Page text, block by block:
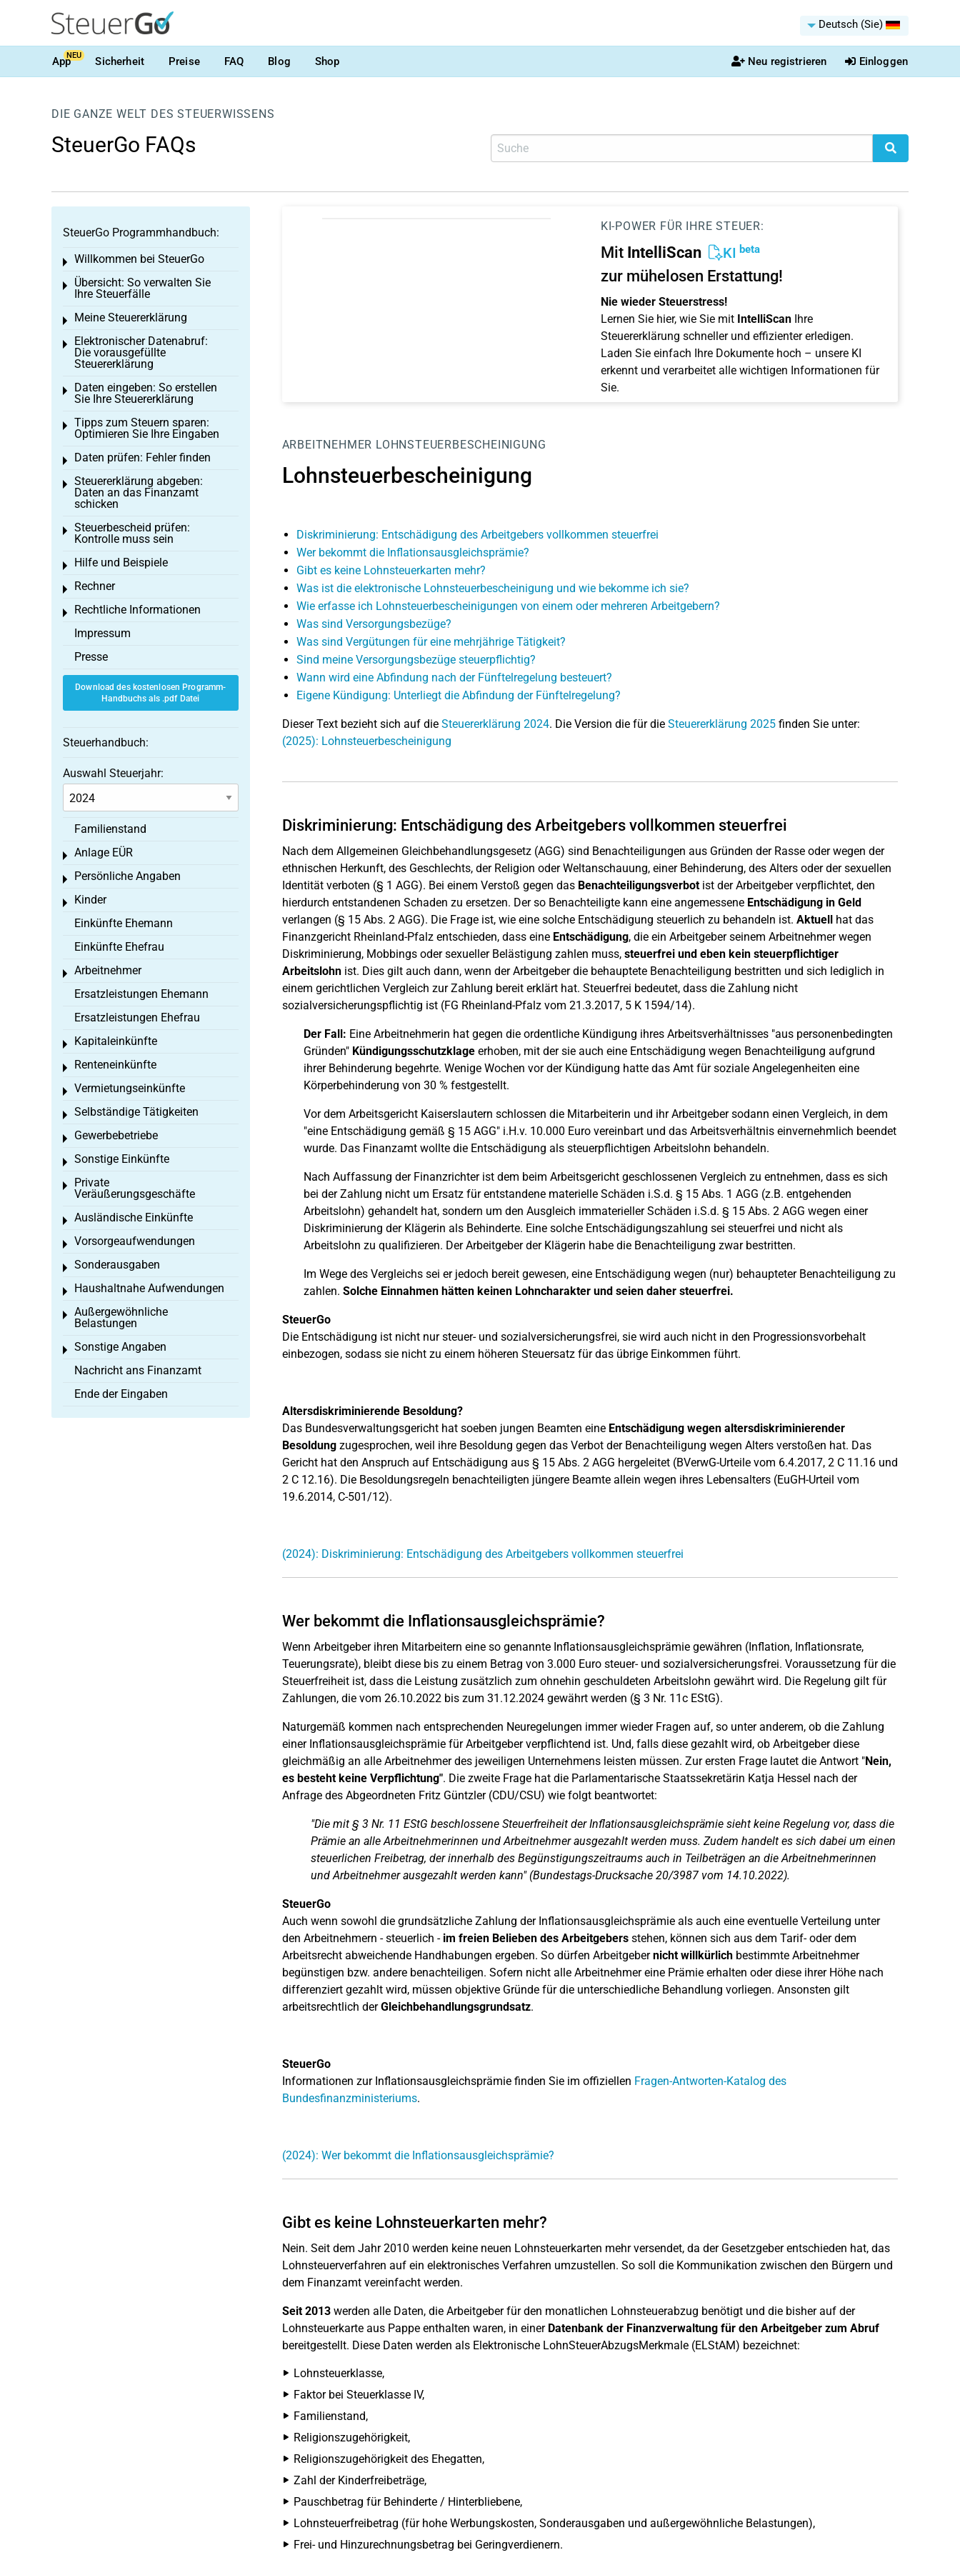
Deutsch (Sie)
AppNEU Sicherheit Preise FAQ Blog Shop Neu registrieren Einloggen
DIE GANZE WELT DES STEUERWISSENS
SteuerGo FAQs
KI-POWER FÜR IHRE STEUER:
Mit IntelliScan KI beta
zur mühelosen Erstattung!
Nie wieder Steuerstress!
Lernen Sie hier, wie Sie mit IntelliScanIhre
Steuererklärung schneller und effizienter erledigen.
Laden Sie einfach Ihre Dokumente hoch – unsere KI
erkennt und verarbeitet alle wichtigen Informationen für
Sie.
ARBEITNEHMER LOHNSTEUERBESCHEINIGUNG
Lohnsteuerbescheinigung
Diskriminierung: Entschädigung des Arbeitgebers vollkommen steuerfrei
Wer bekommt die Inflationsausgleichsprämie?
Gibt es keine Lohnsteuerkarten mehr?
Was ist die elektronische Lohnsteuerbescheinigung und wie bekomme ich sie?
Wie erfasse ich Lohnsteuerbescheinigungen von einem oder mehreren Arbeitgebern?
Was sind Versorgungsbezüge?
Was sind Vergütungen für eine mehrjährige Tätigkeit?
Sind meine Versorgungsbezüge steuerpflichtig?
Wann wird eine Abfindung nach der Fünftelregelung besteuert?
Eigene Kündigung: Unterliegt die Abfindung der Fünftelregelung?
Dieser Text bezieht sich auf die Steuererklärung 2024. Die Version die für die Steuererklärung 2025finden Sie unter:
(2025): Lohnsteuerbescheinigung
Diskriminierung: Entschädigung des Arbeitgebers vollkommen steuerfrei
Nach dem Allgemeinen Gleichbehandlungsgesetz (AGG) sind Benachteiligungen aus Gründen der Rasse oder wegen der
ethnischen Herkunft, des Geschlechts, der Religion oder Weltanschauung, einer Behinderung, des Alters oder der sexuellen
Identität verboten (§ 1 AGG). Bei einem Verstoß gegen das Benachteiligungsverbotist der Arbeitgeber verpflichtet, den
hierdurch entstandenen Schaden zu ersetzen. Der so Benachteiligte kann eine angemessene Entschädigung in Geld
verlangen (§ 15 Abs. 2 AGG). Die Frage ist, wie eine solche Entschädigung steuerlich zu behandeln ist. Aktuellhat das
Finanzgericht Rheinland-Pfalz entschieden, dass eine Entschädigung, die ein Arbeitgeber seinem Arbeitnehmer wegen
Diskriminierung, Mobbings oder sexueller Belästigung zahlen muss,steuerfrei und eben kein steuerpflichtiger
Arbeitslohnist. Dies gilt auch dann, wenn der Arbeitgeber die behauptete Benachteiligung bestritten und sich lediglich in
einem gerichtlichen Vergleich zur Zahlung bereit erklärt hat. Steuerfrei bedeutet, dass die Zahlung nicht
sozialversicherungspflichtig ist (FG Rheinland-Pfalz vom 21.3.2017, 5 K 1594/14).
Der Fall: Eine Arbeitnehmerin hat gegen die ordentliche Kündigung ihres Arbeitsverhältnisses "aus personenbedingten
Gründen" Kündigungsschutzklageerhoben, mit der sie auch eine Entschädigung wegen Benachteiligung aufgrund
ihrer Behinderung begehrte. Wenige Wochen vor der Kündigung hatte das Amt für soziale Angelegenheiten eine
Körperbehinderung von 30 % festgestellt.
Vor dem Arbeitsgericht Kaiserslautern schlossen die Mitarbeiterin und ihr Arbeitgeber sodann einen Vergleich, in dem
"eine Entschädigung gemäß § 15 AGG" i.H.v. 10.000 Euro vereinbart und das Arbeitsverhältnis einvernehmlich beendet
wurde. Das Finanzamt wollte die Entschädigung als steuerpflichtigen Arbeitslohn behandeln.
Nach Auffassung der Finanzrichter ist dem beim Arbeitsgericht geschlossenen Vergleich zu entnehmen, dass es sich
bei der Zahlung nicht um Ersatz für entstandene materielle Schäden i.S.d. § 15 Abs. 1 AGG (z.B. entgehenden
Arbeitslohn) gehandelt hat, sondern um den Ausgleich immaterieller Schäden i.S.d. § 15 Abs. 2 AGG wegen einer
Diskriminierung der Klägerin als Behinderte. Eine solche Entschädigungszahlung sei steuerfrei und nicht als
Arbeitslohn zu qualifizieren. Der Arbeitgeber der Klägerin habe die Benachteiligung zwar bestritten.
Im Wege des Vergleichs sei er jedoch bereit gewesen, eine Entschädigung wegen (nur) behaupteter Benachteiligung zu
zahlen. Solche Einnahmen hätten keinen Lohncharakter und seien daher steuerfrei.
SteuerGo
Die Entschädigung ist nicht nur steuer- und sozialversicherungsfrei, sie wird auch nicht in den Progressionsvorbehalt
einbezogen, sodass sie nicht zu einem höheren Steuersatz für das übrige Einkommen führt.
Altersdiskriminierende Besoldung?
Das Bundesverwaltungsgericht hat soeben jungen Beamten eine Entschädigung wegen altersdiskriminierender
Besoldungzugesprochen, weil ihre Besoldung gegen das Verbot der Benachteiligung wegen Alters verstoßen hat. Das
Gericht hat den Anspruch auf Entschädigung aus § 15 Abs. 2 AGG hergeleitet (BVerwG-Urteile vom 6.4.2017, 2 C 11.16 und
2 C 12.16). Die Besoldungsregeln benachteiligten jüngere Beamte allein wegen ihres Lebensalters (EuGH-Urteil vom
19.6.2014, C-501/12).
(2024): Diskriminierung: Entschädigung des Arbeitgebers vollkommen steuerfrei
Wer bekommt die Inflationsausgleichsprämie?
Wenn Arbeitgeber ihren Mitarbeitern eine so genannte Inflationsausgleichsprämie gewähren (Inflation, Inflationsrate,
Teuerungsrate), bleibt diese bis zu einem Betrag von 3.000 Euro steuer- und sozialversicherungsfrei. Voraussetzung für die
Steuerfreiheit ist, dass die Leistung zusätzlich zum ohnehin geschuldeten Arbeitslohn gewährt wird. Die Regelung gilt für
Zahlungen, die vom 26.10.2022 bis zum 31.12.2024 gewährt werden (§ 3 Nr. 11c EStG).
Naturgemäß kommen nach entsprechenden Neuregelungen immer wieder Fragen auf, so unter anderem, ob die Zahlung
einer Inflationsausgleichsprämie für Arbeitgeber verpflichtend ist. Und, falls diese gezahlt wird, ob Arbeitgeber diese
gleichmäßig an alle Arbeitnehmer des jeweiligen Unternehmens leisten müssen. Zur ersten Frage lautet die Antwort "Nein,
es besteht keine Verpflichtung". Die zweite Frage hat die Parlamentarische Staatssekretärin Katja Hessel nach der
Anfrage des Abgeordneten Fritz Güntzler (CDU/CSU) wie folgt beantwortet:
"Die mit § 3 Nr. 11 EStG beschlossene Steuerfreiheit der Inflationsausgleichsprämie sieht keine Regelung vor, dass die
Prämie an alle Arbeitnehmerinnen und Arbeitnehmer ausgezahlt werden muss. Zudem handelt es sich dabei um einen
steuerlichen Freibetrag, der innerhalb des Begünstigungszeitraums auch in Teilbeträgen an die Arbeitnehmerinnen
und Arbeitnehmer ausgezahlt werden kann" (Bundestags-Drucksache 20/3987 vom 14.10.2022).
SteuerGo
Auch wenn sowohl die grundsätzliche Zahlung der Inflationsausgleichsprämie als auch eine eventuelle Verteilung unter
den Arbeitnehmern - steuerlich -im freien Belieben des Arbeitgebersstehen, können sich aus dem Tarif- oder dem
Arbeitsrecht abweichende Handhabungen ergeben. So dürfen Arbeitgebernicht willkürlichbestimmte Arbeitnehmer
begünstigen bzw. andere benachteiligen. Sofern nicht alle Arbeitnehmer eine Prämie erhalten oder diese ihrer Höhe nach
differenziert gezahlt wird, müssen objektive Gründe für die unterschiedliche Behandlung vorliegen. Ansonsten gilt
arbeitsrechtlich derGleichbehandlungsgrundsatz.
SteuerGo
Informationen zur Inflationsausgleichsprämie finden Sie im offiziellen Fragen-Antworten-Katalog des
Bundesfinanzministeriums.
(2024): Wer bekommt die Inflationsausgleichsprämie?
Gibt es keine Lohnsteuerkarten mehr?
Nein. Seit dem Jahr 2010 werden keine neuen Lohnsteuerkarten mehr versendet, da der Gesetzgeber entschieden hat, das
Lohnsteuerverfahren auf ein elektronisches Verfahren umzustellen. So soll die Kommunikation zwischen den Bürgern und
dem Finanzamt vereinfacht werden.
Seit 2013werden alle Daten, die Arbeitgeber für den monatlichen Lohnsteuerabzug benötigt und die bisher auf der
Lohnsteuerkarte aus Pappe enthalten waren, in einer Datenbank der Finanzverwaltung für den Arbeitgeber zum Abruf
bereitgestellt. Diese Daten werden als Elektronische LohnSteuerAbzugsMerkmale (ELStAM) bezeichnet:
Lohnsteuerklasse,
Faktor bei Steuerklasse IV,
Familienstand,
Religionszugehörigkeit,
Religionszugehörigkeit des Ehegatten,
Zahl der Kinderfreibeträge,
Pauschbetrag für Behinderte / Hinterbliebene,
Lohnsteuerfreibetrag (für hohe Werbungskosten, Sonderausgaben und außergewöhnliche Belastungen),
Frei- und Hinzurechnungsbetrag bei Geringverdienern.
SteuerGo Programmhandbuch:
Willkommen bei SteuerGo
Toggle menu
Übersicht: So verwalten Sie
Ihre Steuerfälle
Toggle menu
Meine Steuererklärung
Toggle menu
Elektronischer Datenabruf:
Die vorausgefüllte
Steuererklärung
Toggle menu
Daten eingeben: So erstellen
Sie Ihre Steuererklärung
Toggle menu
Tipps zum Steuern sparen:
Optimieren Sie Ihre Eingaben
Toggle menu
Daten prüfen: Fehler finden
Toggle menu
Steuererklärung abgeben:
Daten an das Finanzamt
schicken
Toggle menu
Steuerbescheid prüfen:
Kontrolle muss sein
Toggle menu
Hilfe und Beispiele
Toggle menu
Rechner
Toggle menu
Rechtliche Informationen
Toggle menu
Impressum
Presse
Download des kostenlosen Programm-
Handbuchs als .pdf Datei
Steuerhandbuch:
Auswahl Steuerjahr:
Familienstand
Anlage EÜR
Toggle menu
Persönliche Angaben
Toggle menu
Kinder
Toggle menu
Einkünfte Ehemann
Einkünfte Ehefrau
Arbeitnehmer
Toggle menu
Ersatzleistungen Ehemann
Ersatzleistungen Ehefrau
Kapitaleinkünfte
Toggle menu
Renteneinkünfte
Toggle menu
Vermietungseinkünfte
Toggle menu
Selbständige Tätigkeiten
Toggle menu
Gewerbebetriebe
Toggle menu
Sonstige Einkünfte
Toggle menu
Private
Veräußerungsgeschäfte
Toggle menu
Ausländische Einkünfte
Toggle menu
Vorsorgeaufwendungen
Toggle menu
Sonderausgaben
Toggle menu
Haushaltnahe Aufwendungen
Toggle menu
Außergewöhnliche
Belastungen
Toggle menu
Sonstige Angaben
Toggle menu
Nachricht ans Finanzamt
Ende der Eingaben